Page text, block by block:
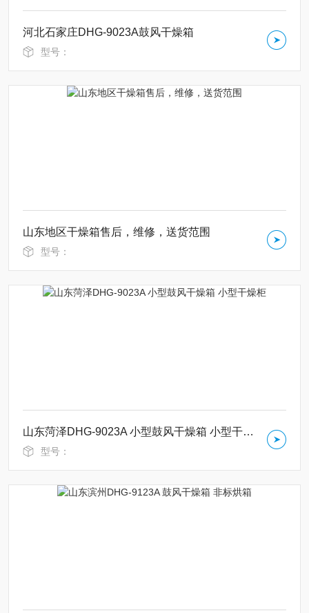
河北石家庄DHG-9023A鼓风干燥箱
型号：
山东地区干燥箱售后，维修，送货范围
型号：
山东菏泽DHG-9023A 小型鼓风干燥箱 小型干燥柜
型号：